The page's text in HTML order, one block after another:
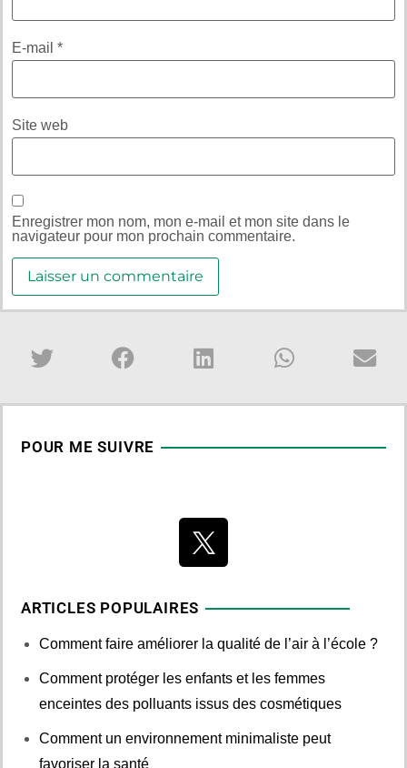
E-mail *
Site web
Enregistrer mon nom, mon e-mail et mon site dans le
navigateur pour mon prochain commentaire.
POUR ME SUIVRE
ARTICLES POPULAIRES
Comment faire améliorer la qualité de l’air à l’école ?
Comment protéger les enfants et les femmes
enceintes des polluants issus des cosmétiques
Comment un environnement minimaliste peut
favoriser la santé